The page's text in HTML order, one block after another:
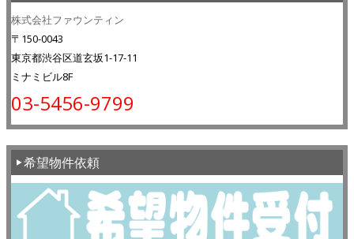
株式会社ファウンティン
〒150-0043
東京都渋谷区道玄坂1-17-11
ミナミビル8F
03-5456-9799
希望物件依頼